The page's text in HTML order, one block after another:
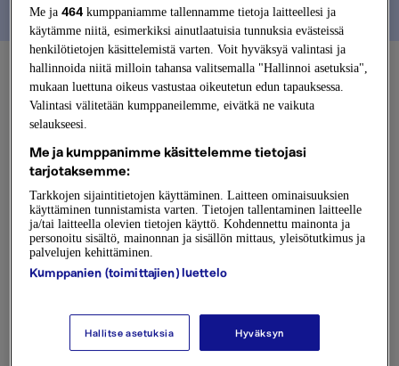
Usein kysytyt kysymykset
Miten saan yhteyden Fonectan
asiakaspalveluun?
Usein kysyttyä yrityslaskutuksesta ja
sopimuksista
Fonectan palveluihin (Fonecta-tili)
Me ja464 kumppaniamme tallennamme tietoja laitteellesi ja
käytämme niitä, esimerkiksi ainutlaatuisia tunnuksia evästeissä
henkilötietojen käsittelemistä varten. Voit hyväksyä valintasi ja
hallinnoida niitä milloin tahansa valitsemalla "Hallinnoi asetuksia",
mukaan luettuna oikeus vastustaa oikeutetun edun tapauksessa.
Valintasi välitetään kumppaneilemme, eivätkä ne vaikuta
selaukseesi.
Me ja kumppanimme käsittelemme tietojasi
tarjotaksemme:
Tarkkojen sijaintitietojen käyttäminen. Laitteen ominaisuuksien
käyttäminen tunnistamista varten. Tietojen tallentaminen laitteelle
ja/tai laitteella olevien tietojen käyttö. Kohdennettu mainonta ja
personoitu sisältö, mainonnan ja sisällön mittaus, yleisötutkimus ja
palvelujen kehittäminen.
Kumppanien (toimittajien) luettelo
Hallitse asetuksia Hyväksyn